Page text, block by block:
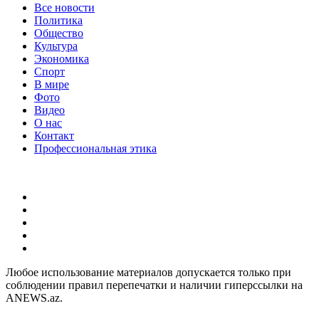
Все новости
Политика
Общество
Культура
Экономика
Спорт
В мире
Фото
Видео
О нас
Контакт
Профессиональная этика
Любое использование материалов допускается только при
соблюдении правил перепечатки и наличии гиперссылки на
ANEWS.az.